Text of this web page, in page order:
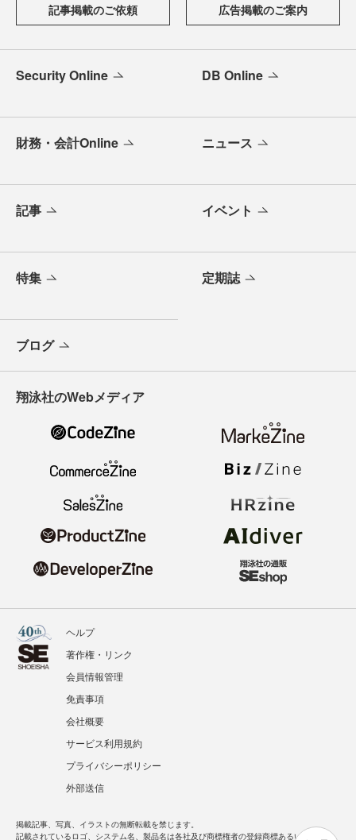
記事掲載のご依頼 広告掲載のご案内
Security Online DB Online
財務・会計Online ニュース
記事 イベント
特集 定期誌
ブログ
翔泳社のWebメディア
ヘルプ
著作権・リンク
会員情報管理
免責事項
会社概要
サービス利用規約
プライバシーポリシー
外部送信
掲載記事、写真、イラストの無断転載を禁じます。
記載されているロゴ、システム名、製品名は各社及び商標権者の登録商標あるいは商標で